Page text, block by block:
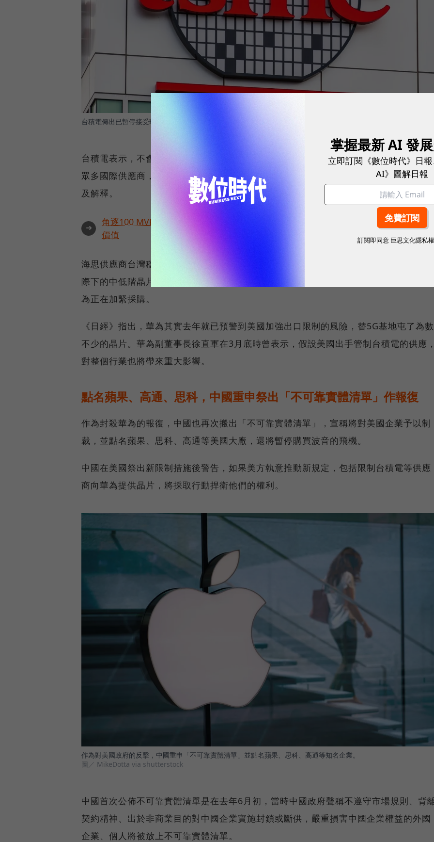
台積電傳出已暫停接受華為的新訂單，以防違反美國的新封殺規定。
台積電表示，不會對外公布客戶訂單的細節，由於半導體產業供應鏈非常複雜，牽涉到
眾多國際供應商，他們正與外部的法律顧問進行研究，以對這些法條進行全面性地審視
及解釋。
➜
角逐100 MVP盛典雙重榮耀！國際品牌X經理人特別肯定，展現AI時代最具潛力的核心
價值
海思供應商台灣穩懋半導體也被認為將遭受衝擊，華為向中國最大半導體供應商中芯國
際下的中低階晶片訂單也可能受阻。不過，這項措施有120天的緩衝期，已有消息傳出華
為正在加緊採購。
《日經》指出，華為其實去年就已預警到美國加強出口限制的風險，替5G基地屯了為數
不少的晶片。華為副董事長徐直軍在3月底時曾表示，假設美國出手管制台積電的供應，
對整個行業也將帶來重大影響。
點名蘋果、高通、思科，中國重申祭出「不可靠實體清單」作報復
作為封殺華為的報復，中國也再次搬出「不可靠實體清單」，宣稱將對美國企業予以制
裁，並點名蘋果、思科、高通等美國大廠，還將暫停購買波音的飛機。
中國在美國祭出新限制措施後警告，如果美方執意推動新規定，包括限制台積電等供應
商向華為提供晶片，將採取行動捍衛他們的權利。
作為對美國政府的反擊，中國重申「不可靠實體清單」並點名蘋果、思科、高通等知名企業。
圖／ MikeDotta via shutterstock
中國首次公佈不可靠實體清單是在去年6月初，當時中國政府聲稱不遵守市場規則、背
契約精神、出於非商業目的對中國企業實施封鎖或斷供，嚴重損害中國企業權益的外國
企業、個人將被放上不可靠實體清單。
掌握最新 AI 發展
立即訂閱《數位時代》日
AI》圖解日報
訂閱即同意 巨思文化隱私